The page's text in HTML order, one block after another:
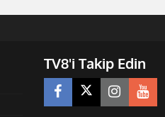
TV8'i Takip Edin